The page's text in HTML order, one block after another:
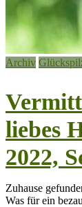
Archiv
liebes
2022,
Zuhause
Was für ein